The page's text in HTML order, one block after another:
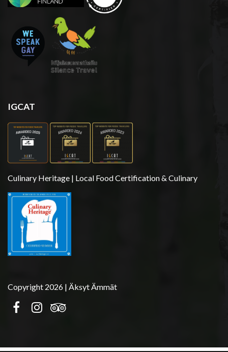
IGCAT
Culinary Heritage | Local Food Certification & Culinary
Copyright 2026 | Äksyt Ämmät